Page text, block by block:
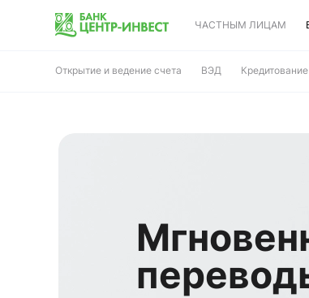
ЧАСТНЫМ ЛИЦАМ
Открытие и ведение счета ВЭД Кредитование